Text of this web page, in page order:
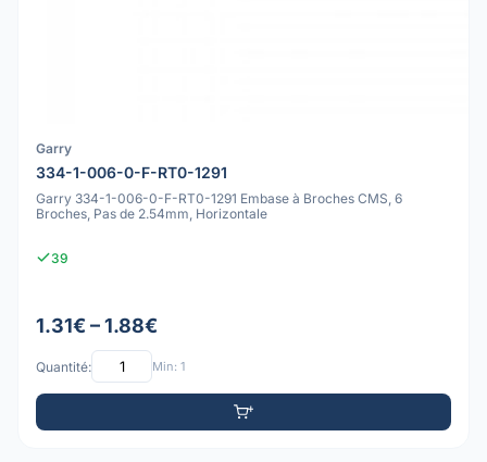
Garry
334-1-006-0-F-RT0-1291
Garry 334-1-006-0-F-RT0-1291 Embase à Broches CMS, 6
Broches, Pas de 2.54mm, Horizontale
39
1.31€ – 1.88€
Quantité: Min: 1